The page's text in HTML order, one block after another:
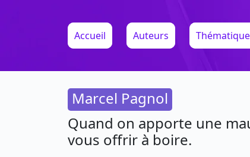
Accueil Auteurs
Marcel Pagnol
Quand on apporte une
vous offrir à boire.